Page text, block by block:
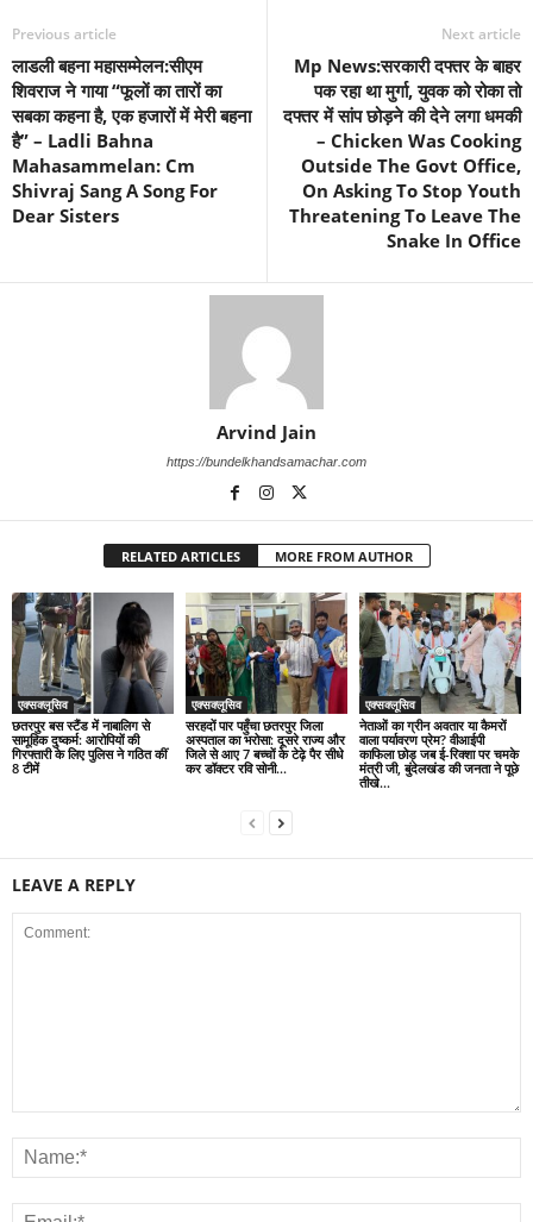
Previous article
लाडली बहना महासम्मेलन:सीएम
शिवराज ने गाया “फूलों का तारों का
सबका कहना है, एक हजारों में मेरी बहना
है” – Ladli Bahna
Mahasammelan: Cm
Shivraj Sang A Song For
Dear Sisters
Next article
Mp News:सरकारी दफ्तर के बाहर
पक रहा था मुर्गा, युवक को रोका तो
दफ्तर में सांप छोड़ने की देने लगा धमकी
– Chicken Was Cooking
Outside The Govt Office,
On Asking To Stop Youth
Threatening To Leave The
Snake In Office
Arvind Jain
https://bundelkhandsamachar.com
RELATED ARTICLES MORE FROM AUTHOR
एक्सक्लूसिव
छतरपुर बस स्टैंड में नाबालिग से
सामूहिक दुष्कर्म: आरोपियों की
गिरफ्तारी के लिए पुलिस ने गठित कीं
8 टीमें
एक्सक्लूसिव
सरहदों पार पहुँचा छतरपुर जिला
अस्पताल का भरोसा: दूसरे राज्य और
जिले से आए 7 बच्चों के टेढ़े पैर सीधे
कर डॉक्टर रवि सोनी...
एक्सक्लूसिव
नेताओं का ग्रीन अवतार या कैमरों
वाला पर्यावरण प्रेम? वीआईपी
काफिला छोड़ जब ई-रिक्शा पर चमके
मंत्री जी, बुंदेलखंड की जनता ने पूछे
तीखे...
LEAVE A REPLY